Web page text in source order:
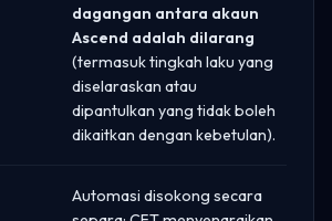
dagangan antara akaun
Ascend adalah dilarang
(termasuk tingkah laku yang
diselaraskan atau
dipantulkan yang tidak boleh
dikaitkan dengan kebetulan).
Automasi disokong secara